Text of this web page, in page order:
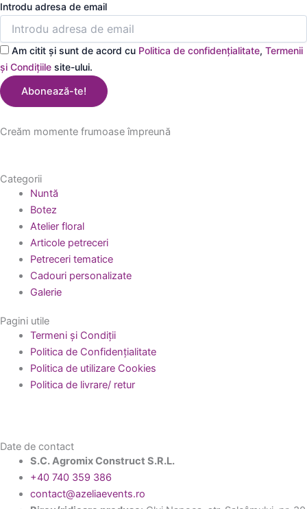
Introdu adresa de email
Am citit și sunt de acord cu Politica de confidențialitate, Termenii
și Condițiile site-ului.
Abonează-te!
Creăm momente frumoase împreună
Categorii
Nuntă
Botez
Atelier floral
Articole petreceri
Petreceri tematice
Cadouri personalizate
Galerie
Pagini utile
Termeni și Condiții
Politica de Confidențialitate
Politica de utilizare Cookies
Politica de livrare/ retur
Date de contact
S.C. Agromix Construct S.R.L.
+40 740 359 386
contact@azeliaevents.ro